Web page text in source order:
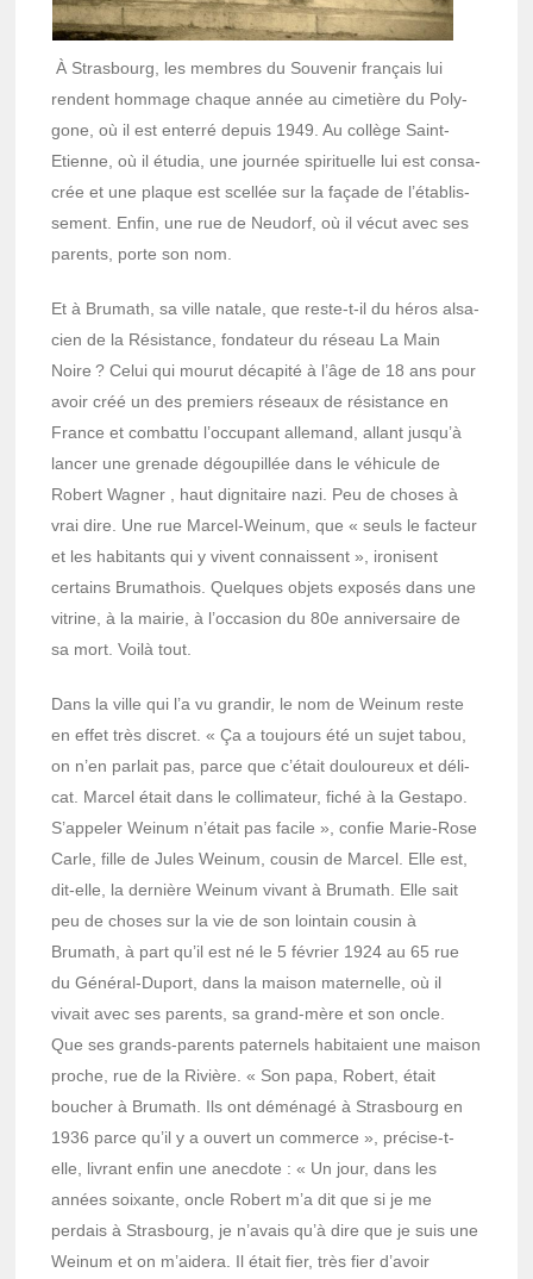
À Stras­bourg, les membres du Souve­nir français lui
rendent hommage chaque année au cime­tière du Poly­
gone, où il est enterré depuis 1949. Au collège Saint-
Etienne, où il étudia, une jour­née spiri­tuelle lui est consa­
crée et une plaque est scel­lée sur la façade de l’éta­blis­
se­ment. Enfin, une rue de Neudorf, où il vécut avec ses
parents, porte son nom.
Et à Brumath, sa ville natale, que reste-t-il du héros alsa­
cien de la Résis­tance, fonda­teur du réseau La Main
Noire ? Celui qui mourut déca­pité à l’âge de 18 ans pour
avoir créé un des premiers réseaux de résis­tance en
France et combattu l’oc­cu­pant alle­mand, allant jusqu’à
lancer une grenade dégou­pillée dans le véhi­cule de
Robert Wagner , haut digni­taire nazi. Peu de choses à
vrai dire. Une rue Marcel-Weinum, que « seuls le facteur
et les habi­tants qui y vivent connaissent », ironisent
certains Bruma­thois. Quelques objets expo­sés dans une
vitrine, à la mairie, à l’oc­ca­sion du 80e anni­ver­saire de
sa mort. Voilà tout.
Dans la ville qui l’a vu gran­dir, le nom de Weinum reste
en effet très discret. « Ça a toujours été un sujet tabou,
on n’en parlait pas, parce que c’était doulou­reux et déli­
cat. Marcel était dans le colli­ma­teur, fiché à la Gestapo.
S’ap­pe­ler Weinum n’était pas facile », confie Marie-Rose
Carle, fille de Jules Weinum, cousin de Marcel. Elle est,
dit-elle, la dernière Weinum vivant à Brumath. Elle sait
peu de choses sur la vie de son loin­tain cousin à
Brumath, à part qu’il est né le 5 février 1924 au 65 rue
du Géné­ral-Duport, dans la maison mater­nelle, où il
vivait avec ses parents, sa grand-mère et son oncle.
Que ses grands-parents pater­nels habi­taient une maison
proche, rue de la Rivière. « Son papa, Robert, était
boucher à Brumath. Ils ont démé­nagé à Stras­bourg en
1936 parce qu’il y a ouvert un commerce », précise-t-
elle, livrant enfin une anec­dote : « Un jour, dans les
années soixante, oncle Robert m’a dit que si je me
perdais à Stras­bourg, je n’avais qu’à dire que je suis une
Weinum et on m’ai­dera. Il était fier, très fier d’avoir